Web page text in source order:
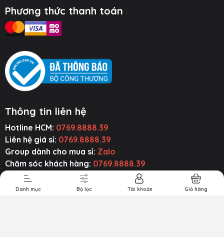
Kiện Ô Tô
Thiết Bị Âm
Thanh
Tiện Ích Thông
Minh
Phương thức thanh toán
Thông tin liên hệ
Hotline HCM: 0769.8888.39
Liên hệ giá sỉ: 0769.8888.39
Group dành cho mua sỉ: Zalo
Chăm sóc khách hàng: 0769.8888.39
Email liên hệ:
baseusmall.vn@gmail.com
Zalo:0769.8888.39
Danh mục Bộ lọc Tài khoản Giỏ hàng